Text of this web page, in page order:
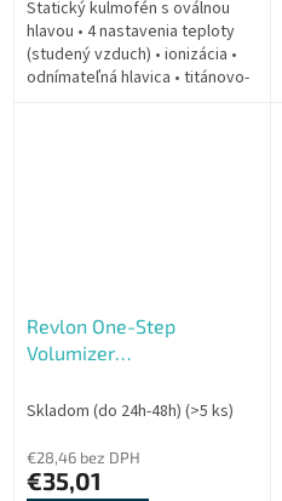
Statický kulmofén s oválnou
hlavou • 4 nastavenia teploty
(studený vzduch) • ionizácia •
odnímateľná hlavica • titánovo-
Revlon One-Step
Volumizer
Skladom (do 24h-48h) (>5 ks)
€28,46 bez DPH
€35,01